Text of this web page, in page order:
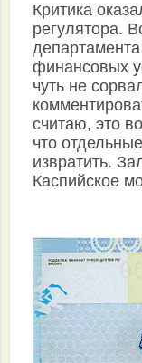
Критика
регулятора.
финансовых
чуть не
считаю, это
что
извратить.
Каспийское